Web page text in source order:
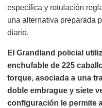
específica y rotulación
una alternativa preparada
diario.
El Grandland policial
enchufable de 225
torque, asociada a una
doble embrague y siete
configuración le permite